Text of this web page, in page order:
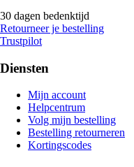
30 dagen bedenktijd
Retourneer je bestelling
Trustpilot
Diensten
Mijn account
Helpcentrum
Volg mijn bestelling
Bestelling retourneren
Kortingscodes